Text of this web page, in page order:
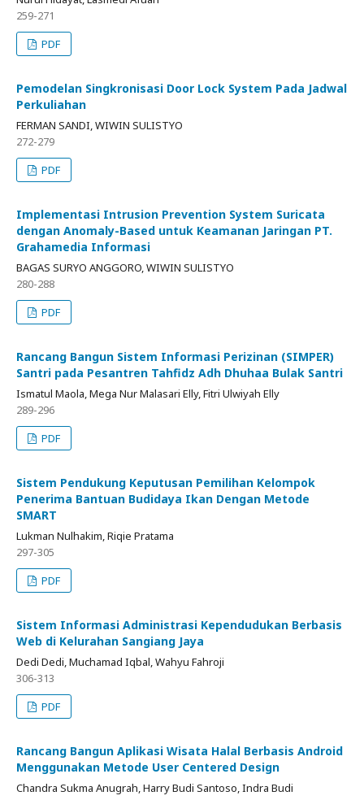
259-271
PDF
Pemodelan Singkronisasi Door Lock System Pada Jadwal
Perkuliahan
FERMAN SANDI, WIWIN SULISTYO
272-279
PDF
Implementasi Intrusion Prevention System Suricata
dengan Anomaly-Based untuk Keamanan Jaringan PT.
Grahamedia Informasi
BAGAS SURYO ANGGORO, WIWIN SULISTYO
280-288
PDF
Rancang Bangun Sistem Informasi Perizinan (SIMPER)
Santri pada Pesantren Tahfidz Adh Dhuhaa Bulak Santri
Ismatul Maola, Mega Nur Malasari Elly, Fitri Ulwiyah Elly
289-296
PDF
Sistem Pendukung Keputusan Pemilihan Kelompok
Penerima Bantuan Budidaya Ikan Dengan Metode
SMART
Lukman Nulhakim, Riqie Pratama
297-305
PDF
Sistem Informasi Administrasi Kependudukan Berbasis
Web di Kelurahan Sangiang Jaya
Dedi Dedi, Muchamad Iqbal, Wahyu Fahroji
306-313
PDF
Rancang Bangun Aplikasi Wisata Halal Berbasis Android
Menggunakan Metode User Centered Design
Chandra Sukma Anugrah, Harry Budi Santoso, Indra Budi